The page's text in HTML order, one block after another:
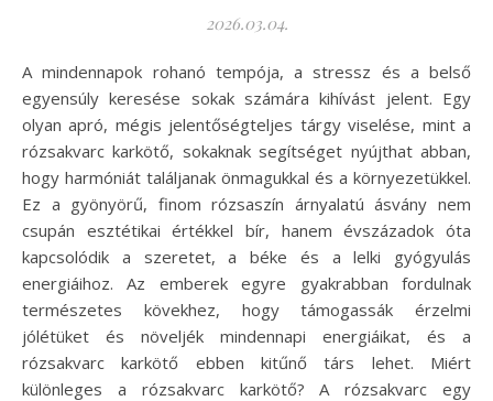
2026.03.04.
A mindennapok rohanó tempója, a stressz és a belső
egyensúly keresése sokak számára kihívást jelent. Egy
olyan apró, mégis jelentőségteljes tárgy viselése, mint a
rózsakvarc karkötő, sokaknak segítséget nyújthat abban,
hogy harmóniát találjanak önmagukkal és a környezetükkel.
Ez a gyönyörű, finom rózsaszín árnyalatú ásvány nem
csupán esztétikai értékkel bír, hanem évszázadok óta
kapcsolódik a szeretet, a béke és a lelki gyógyulás
energiáihoz. Az emberek egyre gyakrabban fordulnak
természetes kövekhez, hogy támogassák érzelmi
jólétüket és növeljék mindennapi energiáikat, és a
rózsakvarc karkötő ebben kitűnő társ lehet. Miért
különleges a rózsakvarc karkötő? A rózsakvarc egy